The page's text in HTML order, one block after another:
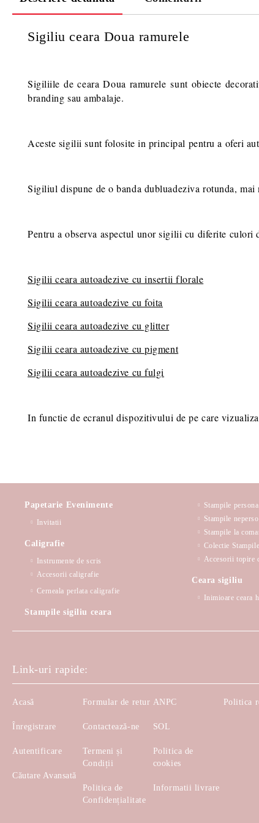
Sigiliu ceara Doua ramurele
Sigiliile de ceara Doua ramurele sunt obiecte
branding sau ambalaje.
Aceste sigilii sunt folosite in principal pentru a oferi
Sigiliul dispune de o banda dubluadeziva rotunda,
Pentru a observa aspectul unor sigilii cu diferite
Sigilii ceara autoadezive cu insertii florale
Sigilii ceara autoadezive cu foita
Sigilii ceara autoadezive cu glitter
Sigilii ceara autoadezive cu pigment
Sigilii ceara autoadezive cu fulgi
In functie de ecranul dispozitivului de pe care
Papetarie Evenimente
Invitatii
Caligrafie
Instrumente de scris
Accesorii caligrafie
Cerneala perlata caligrafie
Stampile sigiliu ceara
Stampile
Stampile
Stampile la
Colectie
Accesorii topire
Ceara sigiliu
Inimioare ceara
Link-uri rapide:
Acasă
Înregistrare
Autentificare
Căutare Avansată
Formular de retur
Contactează-ne
Termeni și
Condiții
Politica de
Confidențialitate
ANPC
SOL
Politica de
cookies
Informatii livrare
Politica